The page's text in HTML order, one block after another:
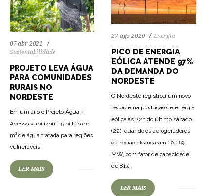
07 abr 2021
Sustentabilidade
PROJETO LEVA ÁGUA
PARA COMUNIDADES
RURAIS NO
NORDESTE
Em um ano o Projeto Água +
Acesso viabilizou 1,5 bilhão de
m³ de água tratada para regiões
vulneráveis
LER MAIS
27 ago 2020 Energia
PICO DE ENERGIA
EÓLICA ATENDE 97%
DA DEMANDA DO
NORDESTE
O Nordeste registrou um novo
recorde na produção de energia
eólica às 22h do último sábado
(22), quando os aerogeradores
da região alcançaram 10.169
MW, com fator de capacidade
de 81%.
LER MAIS